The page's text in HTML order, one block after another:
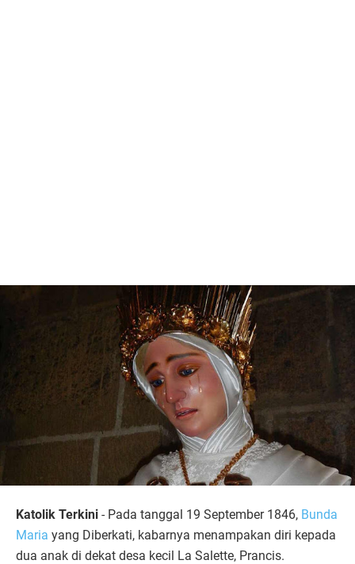
Katolik Terkini - Pada tanggal 19 September 1846, Bunda
Maria yang Diberkati, kabarnya menampakan diri kepada
dua anak di dekat desa kecil La Salette, Prancis.